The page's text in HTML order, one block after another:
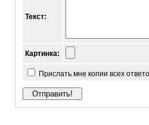
Текст:
Картинка:
Прислать мне копии всех